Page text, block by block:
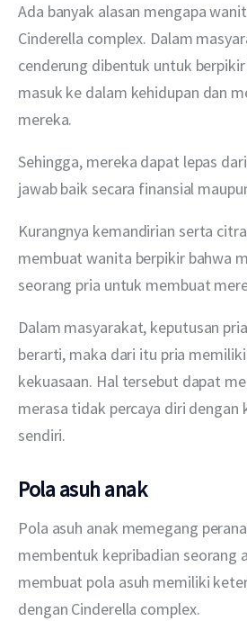
Ada banyak alasan mengapa
Cinderella complex. Dalam
cenderung dibentuk untuk
masuk ke dalam kehidupan dan
mereka.
Sehingga, mereka dapat lepas
jawab baik secara finansial
Kurangnya kemandirian serta
membuat wanita berpikir bahwa
seorang pria untuk membuat
Dalam masyarakat, keputusan
berarti, maka dari itu pria
kekuasaan. Hal tersebut dapat
merasa tidak percaya diri dengan
sendiri.
Pola asuh anak
Pola asuh anak memegang
membentuk kepribadian seorang
membuat pola asuh memiliki
dengan Cinderella complex.